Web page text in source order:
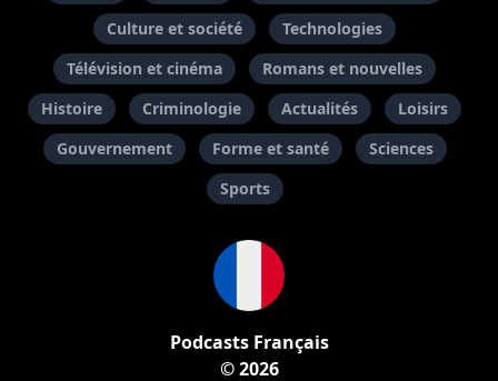
Culture et société
Technologies
Télévision et cinéma
Romans et nouvelles
Histoire
Criminologie Actualités
Loisirs
Gouvernement
Forme et santé
Sciences
Sports
Podcasts Français
© 2026